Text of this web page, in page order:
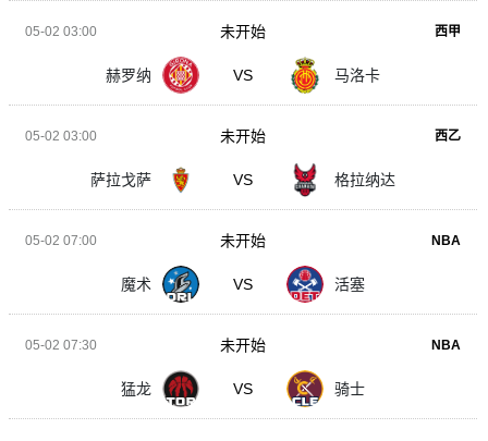
05-02 03:00 西甲
赫罗纳 VS 马洛卡
未开始
05-02 03:00 西乙
萨拉戈萨 VS 格拉纳达
未开始
05-02 07:00 NBA
魔术 VS 活塞
未开始
05-02 07:30 NBA
猛龙 VS 骑士
未开始